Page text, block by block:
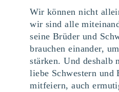
Wir können nicht
wir sind alle
seine Brüder und
brauchen einander,
stärken. Und deshalb
liebe Schwestern und
mitfeiern, auch